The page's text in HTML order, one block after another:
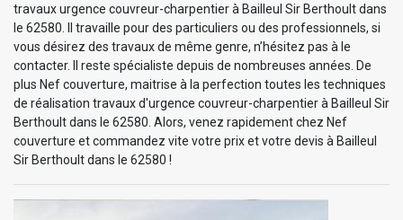
travaux urgence couvreur-charpentier à Bailleul Sir Berthoult dans
le 62580. Il travaille pour des particuliers ou des professionnels, si
vous désirez des travaux de même genre, n’hésitez pas à le
contacter. Il reste spécialiste depuis de nombreuses années. De
plus Nef couverture, maitrise à la perfection toutes les techniques
de réalisation travaux d'urgence couvreur-charpentier à Bailleul Sir
Berthoult dans le 62580. Alors, venez rapidement chez Nef
couverture et commandez vite votre prix et votre devis à Bailleul
Sir Berthoult dans le 62580 !